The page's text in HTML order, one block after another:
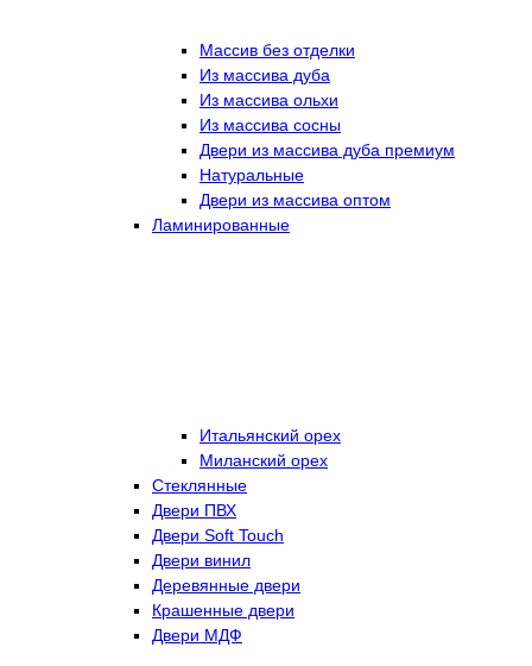
Массив без отделки
Из массива дуба
Из массива ольхи
Из массива сосны
Двери из массива дуба премиум
Натуральные
Двери из массива оптом
Ламинированные
Итальянский орех
Миланский орех
Стеклянные
Двери ПВХ
Двери Soft Touch
Двери винил
Деревянные двери
Крашенные двери
Двери МДФ